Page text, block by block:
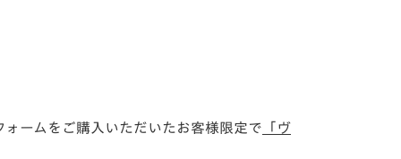
ームをご購入いただいたお客様限定で 「ヴ